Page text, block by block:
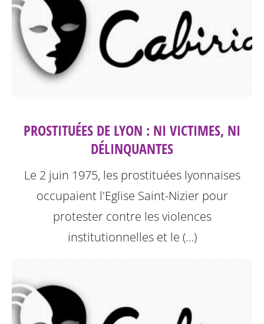
PROSTITUÉES DE LYON : NI VICTIMES, NI
DÉLINQUANTES
Le 2 juin 1975, les prostituées lyonnaises
occupaient l'Eglise Saint-Nizier pour
protester contre les violences
institutionnelles et le (…)